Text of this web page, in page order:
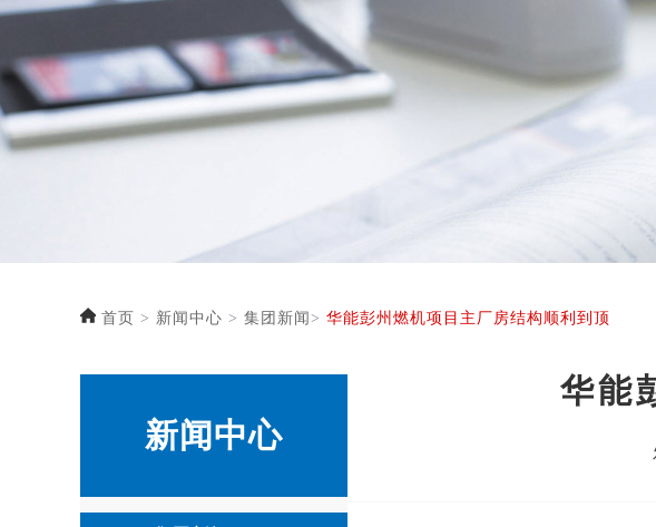
首页 > 新闻中心 > 集团新闻 > 华能彭州燃机项目主厂房结构顺利到顶
新闻中心
华能